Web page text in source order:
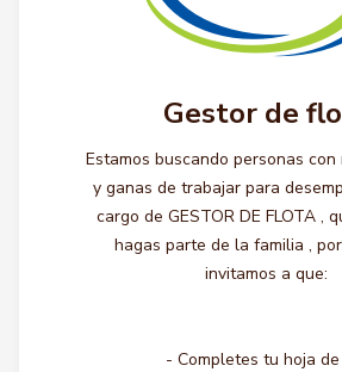
Gestor de
Estamos buscando personas
y ganas de trabajar para
cargo de GESTOR DE FLOTA ,
hagas parte de la familia ,
invitamos a que:
- Completes tu hoja de